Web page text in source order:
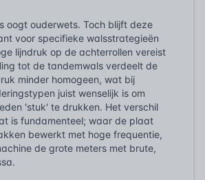
oogt ouderwets. Toch blijft deze
voor specifieke walsstrategieën
lijndruk op de achterrollen vereist
tot de tandemwals verdeelt de
minder homogeen, wat bij
juist wenselijk is om
'stuk' te drukken. Het verschil
is fundamenteel; waar de plaat
bewerkt met hoge frequentie,
de grote meters met brute,